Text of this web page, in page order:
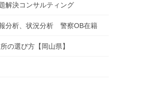
解決コンサルティング
分析、状況分析 警察OB在籍
の選び方【岡山県】